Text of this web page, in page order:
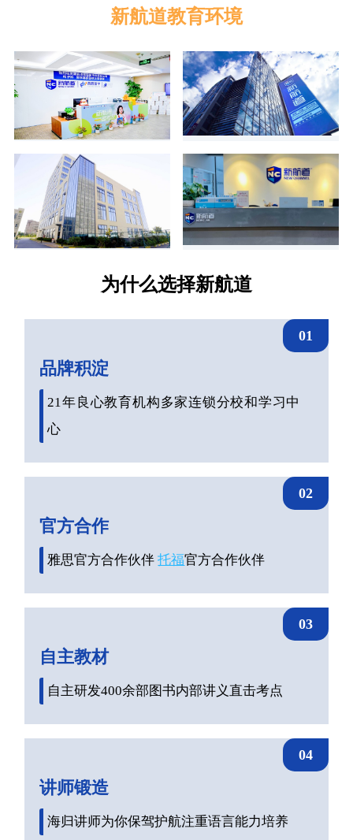
新航道教育环境
为什么选择新航道
01
品牌积淀
21年良心教育机构多家连锁分校和学习中
心
02
官方合作
雅思官方合作伙伴托福官方合作伙伴
03
自主教材
自主研发400余部图书内部讲义直击考点
04
讲师锻造
海归讲师为你保驾护航注重语言能力培养